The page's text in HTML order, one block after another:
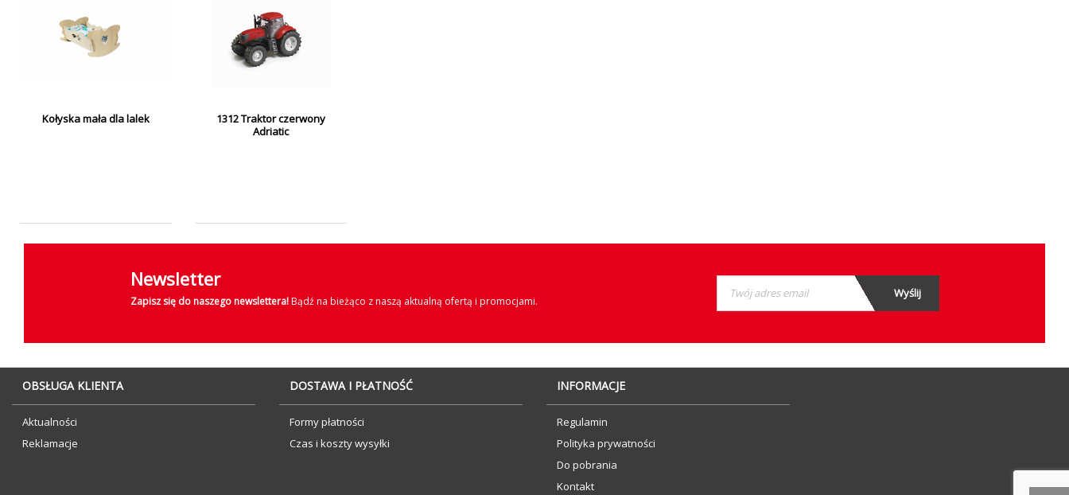
Kołyska mała dla lalek
1312 Traktor czerwony
Adriatic
Newsletter
Zapisz się do naszego newslettera!Bądź na bieżąco z naszą aktualną ofertą i promocjami.
OBSŁUGA KLIENTA
Aktualności
Reklamacje
DOSTAWA I PŁATNOŚĆ
Formy płatności
Czas i koszty wysyłki
INFORMACJE
Regulamin
Polityka prywatności
Do pobrania
Kontakt